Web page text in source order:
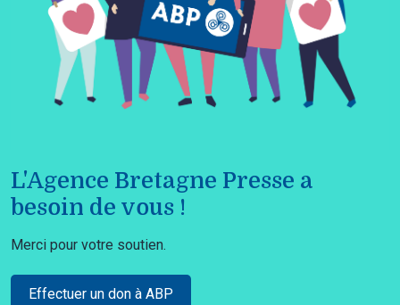
L'Agence Bretagne Presse a
besoin de vous !
Merci pour votre soutien.
Effectuer un don à ABP